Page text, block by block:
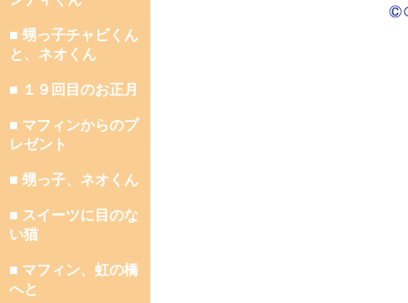
■ 甥っ子チャビくん
と、ネオくん
■ １９回目のお正月
■ マフィンからのプ
レゼント
■ 甥っ子、ネオくん
■ スイーツに目のな
い猫
■ マフィン、虹の橋
へと